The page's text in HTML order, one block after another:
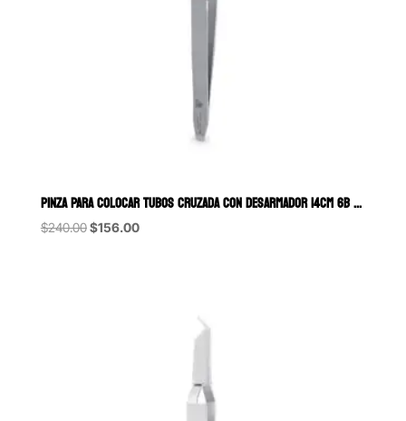
PINZA PARA COLOCAR TUBOS CRUZADA CON DESARMADOR 14CM 6B (025-C)
$240.00Original
$156.00Current